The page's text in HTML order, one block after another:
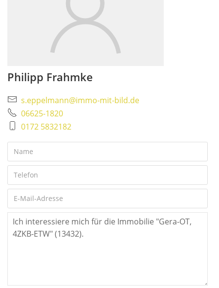
Philipp Frahmke
s.eppelmann@immo-mit-bild.de
06625-1820
0172 5832182